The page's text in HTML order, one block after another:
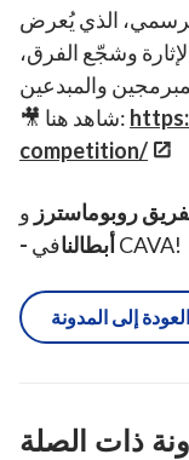
الذي يُعرض
وشجّع الفرق،
🎥 شاهد هنا:
competition/
روبوماسترز
- أبطالنافي CAVA!
العودة إلى المدونة
ذات الصلة